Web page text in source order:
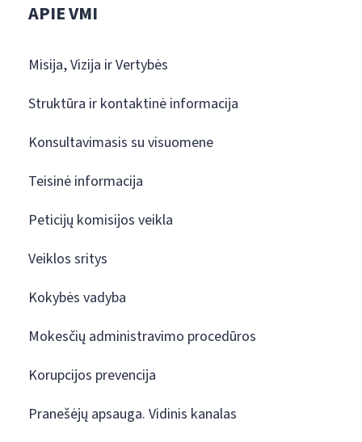
APIE VMI
Misija, Vizija ir Vertybės
Struktūra ir kontaktinė informacija
Konsultavimasis su visuomene
Teisinė informacija
Peticijų komisijos veikla
Veiklos sritys
Kokybės vadyba
Mokesčių administravimo procedūros
Korupcijos prevencija
Pranešėjų apsauga. Vidinis kanalas